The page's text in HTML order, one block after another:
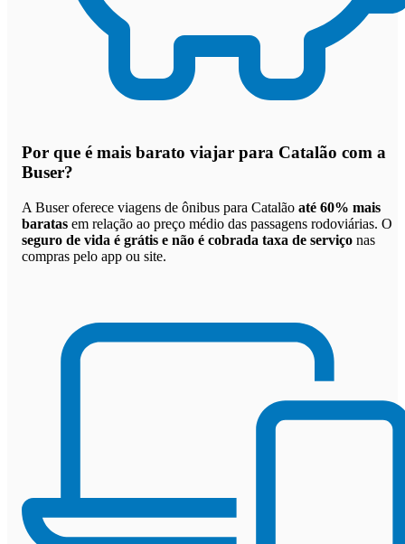
Por que é mais barato viajar para Catalão com a
Buser?
A Buser oferece viagens de ônibus para Catalão até 60% mais
baratas em relação ao preço médio das passagens rodoviárias. O
seguro de vida é grátis e não é cobrada taxa de serviço nas
compras pelo app ou site.